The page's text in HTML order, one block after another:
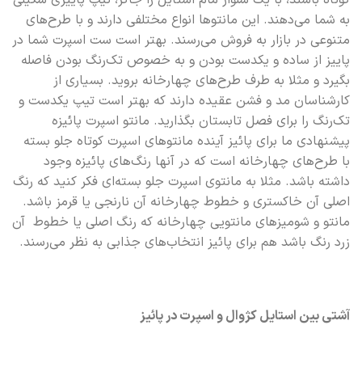
به شما می‌دهند. این مانتوها انواع مختلفی دارند و با طرح‌های
متنوعی در بازار به فروش می‌رسند. بهتر است ست اسپرت شما در
پاییز از ساده و یکدست بودن و به خصوص تک‌رنگ بودن فاصله
بگیرد و مثلا به طرف طرح‌های چهارخانه بروید. بسیاری از
کارشناسان مد و فشن عقیده دارند که بهتر است تیپ یکدست و
تک‌رنگ را برای فصل تابستان بگذارید. مانتو اسپرت پائیزه
پیشنهادی ما برای پائیز آینده مانتوهای اسپرت کوتاه جلو بسته
با طرح‌های چهارخانه است که در آنها رنگ‌های پائیزه وجود
داشته باشد. مثلا به مانتوی اسپرت جلو بسته‌ای فکر کنید که رنگ
اصلی آن خاکستری و خطوط چهارخانه آن نارنجی یا قرمز باشد.
مانتو و شومیزهای مانتویی چهارخانه که رنگ اصلی یا خطوط آن
زرد رنگ باشد هم برای پائیز انتخاب‌های جذابی به نظر می‌رسند.
آشتی بین استایل کژوال و اسپرت در پائیز